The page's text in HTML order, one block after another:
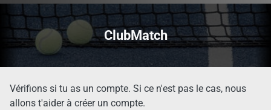
ClubMatch
Vérifions si tu as un compte. Si ce n'est pas le cas, nous
allons t'aider à créer un compte.